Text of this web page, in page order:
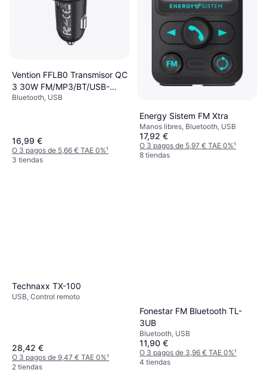
Vention FFLB0 Transmisor QC
3 30W FM/MP3/BT/USB-
C/USB
Bluetooth, USB
16,99 €
O 3 pagos de 5,66 € TAE 0%¹
3 tiendas
Energy Sistem FM Xtra
Manos libres, Bluetooth, USB
17,92 €
O 3 pagos de 5,97 € TAE 0%¹
8 tiendas
Technaxx TX-100
USB, Control remoto
28,42 €
O 3 pagos de 9,47 € TAE 0%¹
2 tiendas
Fonestar FM Bluetooth TL-
3UB
Bluetooth, USB
11,90 €
O 3 pagos de 3,96 € TAE 0%¹
4 tiendas